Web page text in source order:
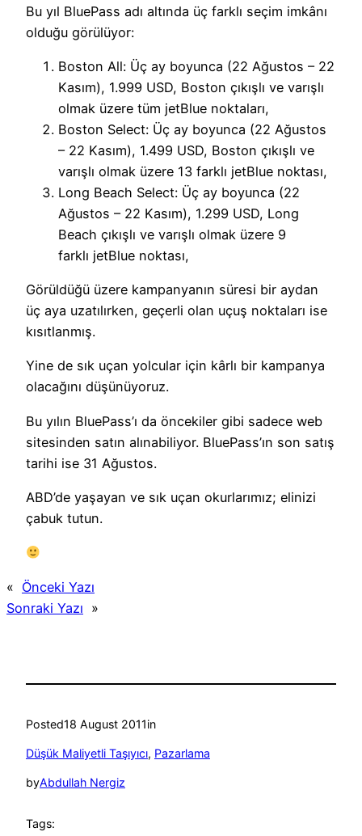
Bu yıl BluePass adı altında üç farklı seçim imkânı
olduğu görülüyor:
Boston All: Üç ay boyunca (22 Ağustos – 22
Kasım), 1.999 USD, Boston çıkışlı ve varışlı
olmak üzere tüm jetBlue noktaları,
Boston Select: Üç ay boyunca (22 Ağustos
– 22 Kasım), 1.499 USD, Boston çıkışlı ve
varışlı olmak üzere 13 farklı jetBlue noktası,
Long Beach Select: Üç ay boyunca (22
Ağustos – 22 Kasım), 1.299 USD, Long
Beach çıkışlı ve varışlı olmak üzere 9
farklı jetBlue noktası,
Görüldüğü üzere kampanyanın süresi bir aydan
üç aya uzatılırken, geçerli olan uçuş noktaları ise
kısıtlanmış.
Yine de sık uçan yolcular için kârlı bir kampanya
olacağını düşünüyoruz.
Bu yılın BluePass’ı da öncekiler gibi sadece web
sitesinden satın alınabiliyor. BluePass’ın son satış
tarihi ise 31 Ağustos.
ABD’de yaşayan ve sık uçan okurlarımız; elinizi
çabuk tutun.
« Önceki Yazı
Sonraki Yazı »
Posted18 August 2011in
Düşük Maliyetli Taşıyıcı, Pazarlama
byAbdullah Nergiz
Tags: